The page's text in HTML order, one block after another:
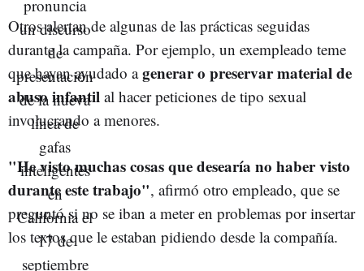
Otros alertan de algunas de las prácticas seguidas
durante la campaña. Por ejemplo, un exempleado teme
que hayan ayudado agenerar o preservar material de
abuso infantil al hacer peticiones de tipo sexual
involucrando a menores.
"He visto muchas cosas que desearía no haber visto
durante este trabajo", afirmó otro empleado, que se
preguntó si no se iban a meter en problemas por insertar
los textos que le estaban pidiendo desde la compañía.